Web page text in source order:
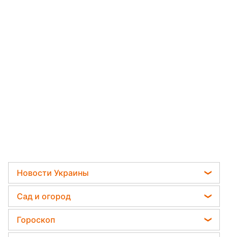
Новости Украины
Пенсии в Украине
Мобилизация
Политика
Сад и огород
Садовод назвал самое эффективное средство
против сорняков
Гороскоп